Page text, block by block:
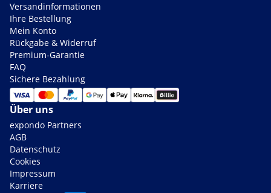
Versandinformationen
Ihre Bestellung
Mein Konto
Rückgabe & Widerruf
Premium-Garantie
FAQ
Sichere Bezahlung
Über uns
expondo Partners
AGB
Datenschutz
Cookies
Impressum
Karriere